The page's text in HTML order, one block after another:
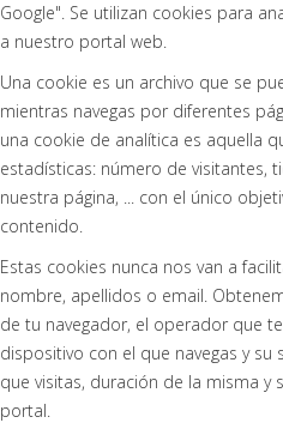
Google". Se utilizan cookies para
a nuestro portal web.
Una cookie es un archivo que se
mientras navegas por diferentes
una cookie de analítica es aquella
estadísticas: número de visitantes,
nuestra página, ... con el único
contenido.
Estas cookies nunca nos van a
nombre, apellidos o email.
de tu navegador, el operador que
dispositivo con el que navegas y su
que visitas, duración de la misma y
portal.